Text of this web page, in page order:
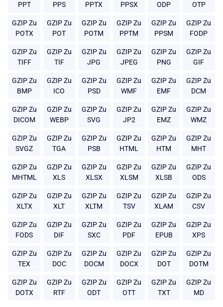
PPT
PPS
PPTX
PPSX
ODP
OTP
GZIP Zu
POTX
GZIP Zu
POT
GZIP Zu
POTM
GZIP Zu
PPTM
GZIP Zu
PPSM
GZIP Zu
FODP
GZIP Zu
TIFF
GZIP Zu
TIF
GZIP Zu
JPG
GZIP Zu
JPEG
GZIP Zu
PNG
GZIP Zu
GIF
GZIP Zu
BMP
GZIP Zu
ICO
GZIP Zu
PSD
GZIP Zu
WMF
GZIP Zu
EMF
GZIP Zu
DCM
GZIP Zu
DICOM
GZIP Zu
WEBP
GZIP Zu
SVG
GZIP Zu
JP2
GZIP Zu
EMZ
GZIP Zu
WMZ
GZIP Zu
SVGZ
GZIP Zu
TGA
GZIP Zu
PSB
GZIP Zu
HTML
GZIP Zu
HTM
GZIP Zu
MHT
GZIP Zu
MHTML
GZIP Zu
XLS
GZIP Zu
XLSX
GZIP Zu
XLSM
GZIP Zu
XLSB
GZIP Zu
ODS
GZIP Zu
XLTX
GZIP Zu
XLT
GZIP Zu
XLTM
GZIP Zu
TSV
GZIP Zu
XLAM
GZIP Zu
CSV
GZIP Zu
FODS
GZIP Zu
DIF
GZIP Zu
SXC
GZIP Zu
PDF
GZIP Zu
EPUB
GZIP Zu
XPS
GZIP Zu
TEX
GZIP Zu
DOC
GZIP Zu
DOCM
GZIP Zu
DOCX
GZIP Zu
DOT
GZIP Zu
DOTM
GZIP Zu
DOTX
GZIP Zu
RTF
GZIP Zu
ODT
GZIP Zu
OTT
GZIP Zu
TXT
GZIP Zu
MD